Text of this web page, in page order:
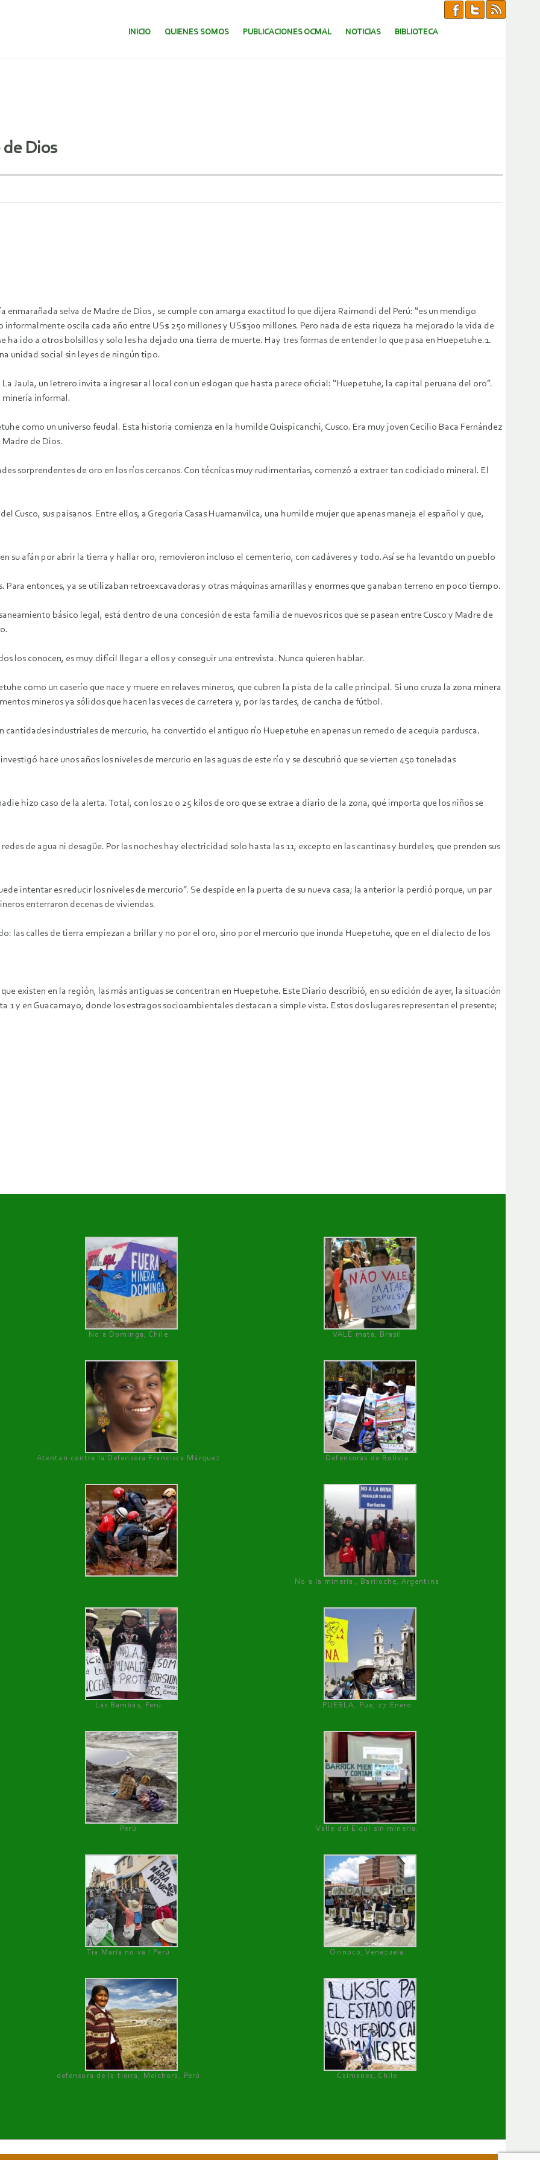
SALTAR AL CONTENIDO.
INICIO QUIENES SOMOS PUBLICACIONES OCMAL NOTICIAS BIBLIOTECA
Dios
selva de Madre de Dios , se cumple con amarga exactitud lo que dijera Raimondi del Perú: “es un mendigo
informalmente oscila cada año entre US$ 250 millones y US$300 millones. Pero nada de esta riqueza ha mejorado la vida de
ha ido a otros bolsillos y solo les ha dejado una tierra de muerte. Hay tres formas de entender lo que pasa en Huepetuhe.1.
unidad social sin leyes de ningún tipo.
Jaula, un letrero invita a ingresar al local con un eslogan que hasta parece oficial: “Huepetuhe, la capital peruana del oro”.
minería informal.
como un universo feudal. Esta historia comienza en la humilde Quispicanchi, Cusco. Era muy joven Cecilio Baca Fernández
de Dios.
sorprendentes de oro en los ríos cercanos. Con técnicas muy rudimentarias, comenzó a extraer tan codiciado mineral. El
Cusco, sus paisanos. Entre ellos, a Gregoria Casas Huamanvilca, una humilde mujer que apenas maneja el español y que,
su afán por abrir la tierra y hallar oro, removieron incluso el cementerio, con cadáveres y todo.Así se ha levantdo un pueblo
entonces, ya se utilizaban retroexcavadoras y otras máquinas amarillas y enormes que ganaban terreno en poco tiempo.
básico legal, está dentro de una concesión de esta familia de nuevos ricos que se pasean entre Cusco y Madre de
los conocen, es muy difícil llegar a ellos y conseguir una entrevista. Nunca quieren hablar.
como un caserío que nace y muere en relaves mineros, que cubren la pista de la calle principal. Si uno cruza la zona minera
mineros ya sólidos que hacen las veces de carretera y, por las tardes, de cancha de fútbol.
cantidades industriales de mercurio, ha convertido el antiguo río Huepetuhe en apenas un remedo de acequia pardusca.
hace unos años los niveles de mercurio en las aguas de este río y se descubrió que se vierten 450 toneladas
hizo caso de la alerta. Total, con los 20 o 25 kilos de oro que se extrae a diario de la zona, qué importa que los niños se
de agua ni desagüe. Por las noches hay electricidad solo hasta las 11, excepto en las cantinas y burdeles, que prenden sus
intentar es reducir los niveles de mercurio”. Se despide en la puerta de su nueva casa; la anterior la perdió porque, un par
enterraron decenas de viviendas.
las calles de tierra empiezan a brillar y no por el oro, sino por el mercurio que inunda Huepetuhe, que en el dialecto de los
existen en la región, las más antiguas se concentran en Huepetuhe. Este Diario describió, en su edición de ayer, la situación
1 y en Guacamayo, donde los estragos socioambientales destacan a simple vista. Estos dos lugares representan el presente;
No a Dominga, Chile
VALE mata, Brasil
Atentan contra la Defensora Francisca Márquez Defensoras de Bolivia
No a la minería , Bariloche, Argentina
Las Bambas, Perú PUEBLA, Pue, 27 Enero
Perú Valle del Elqui sin minería.
Tía María no va ! Perú Orinoco, Venezuela
defensora de la tierra, Melchora, Perú Caimanes, Chile